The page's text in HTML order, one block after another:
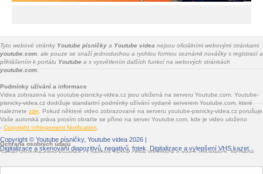
Tyto webové stránky Youtube písničky a Youtube videa nejsou oficiálními webovými stránkami
youtube.com , ale pouze se snaží jednoduchou a rychlou formou seznámit nováčky s registrací a
přihlášením k portálu Youtube a s vysvětlením dalších funkcí na webových stránkách
youtube.com.
Podmínky užívání a informace
Videa zobrazená na youtube-pisnicky-videa.cz jsou uložená na serveru Youtube.com. Youtube-
pisnicky-videa.cz dodržuje standartní podmínky užívání vydané serverem Youtube.com, které
naleznete zde . Pokud některé video zobrazované na serveru youtube-pisnicky-videa.cz porušuje
Vaše autorská práva prosím obraťte se přímo na server Youtube.com, kde je video uloženo
- Copyright Infringement Notification
Ochrana osobních údajů
Server youtube-pisnicky-videa.cz nesbírá žádné citlivé informace o svých uživatelích. Nicméně
Twitter.com, Seznam.cz - které informace sbírat mohou. Jde především o služby sdílení na
Copyright © Youtube písničky, Youtube videa 2026 |
Digitalizace a skenování diapozitivů, negativů, fotek . Digitalizace a vylepšení VHS kazet.